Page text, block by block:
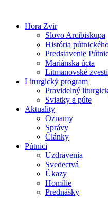
obsah
Hora Zvir
Slovo Arcibiskupa
História
Predstavenie
Mariánska úcta
Litmanovské zvesti
Liturgický program
Pravidelný
Sviatky a púte
Aktuality
Oznamy
Správy
Články
Pútnici
Uzdravenia
Svedectvá
Úkazy
Homílie
Prednášky